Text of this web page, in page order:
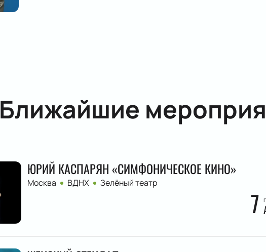
Ближайшие
ЮРИЙ КАСПАРЯН «СИМФОНИЧЕСКОЕ КИНО»
Москва ВДНХ Зелёный театр
7